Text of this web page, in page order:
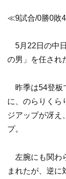
≪9試合/0勝0敗
5月22日の中
の男」を任され
昨季は54登板
に、のらりくら
ジアップが冴え
プ。
左腕にも関わ
まれたが、逆に